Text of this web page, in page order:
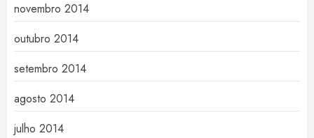
novembro 2014
outubro 2014
setembro 2014
agosto 2014
julho 2014